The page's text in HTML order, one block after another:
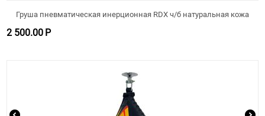
Груша пневматическая инерционная RDX ч/б натуральная кожа
2 500.00 Р